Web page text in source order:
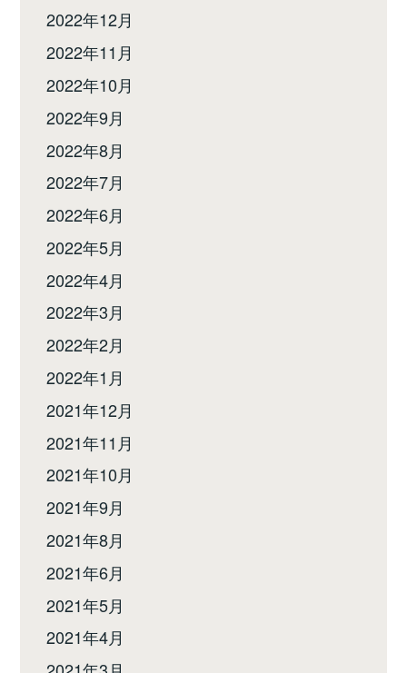
2022年12月
2022年11月
2022年10月
2022年9月
2022年8月
2022年7月
2022年6月
2022年5月
2022年4月
2022年3月
2022年2月
2022年1月
2021年12月
2021年11月
2021年10月
2021年9月
2021年8月
2021年6月
2021年5月
2021年4月